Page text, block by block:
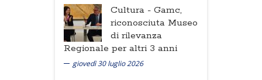
Cultura - Gamc,
riconosciuta Museo
di rilevanza
Regionale per altri 3 anni
giovedì 30 luglio 2026